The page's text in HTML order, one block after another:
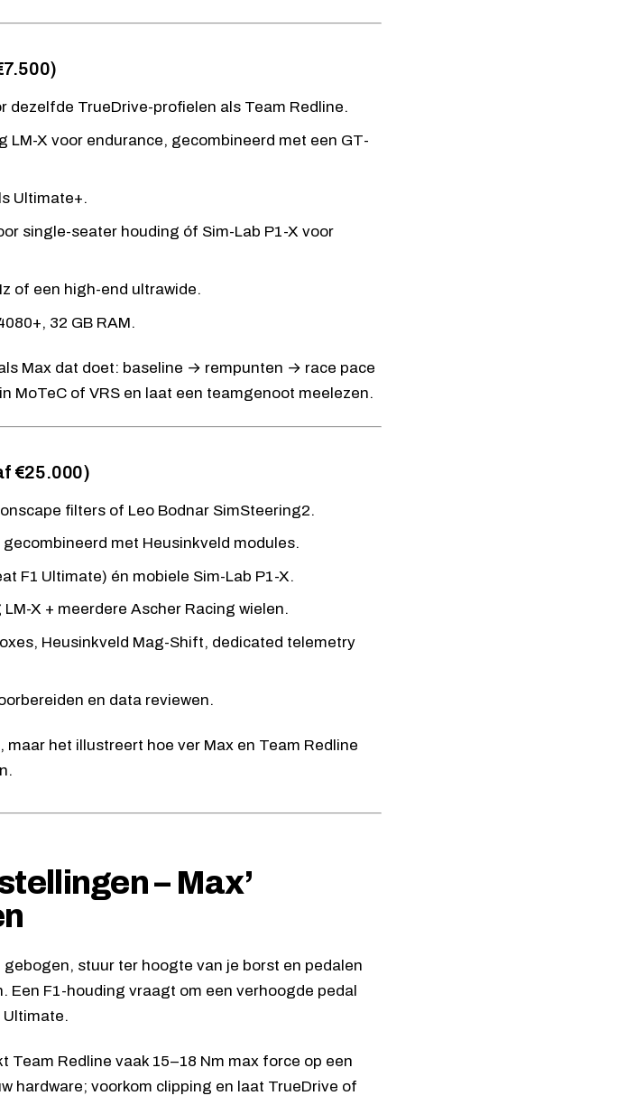
dezelfde TrueDrive-profielen als Team Redline.
LM-X voor endurance, gecombineerd met een GT-
Ultimate+.
single-seater houding óf Sim-Lab P1-X voor
of een high-end ultrawide.
32 GB RAM.
Max dat doet: baseline → rempunten → race pace
MoTeC of VRS en laat een teamgenoot meelezen.
€25.000)
filters of Leo Bodnar SimSteering2.
gecombineerd met Heusinkveld modules.
F1 Ultimate) én mobiele Sim-Lab P1-X.
X + meerdere Ascher Racing wielen.
Heusinkveld Mag-Shift, dedicated telemetry
en data reviewen.
het illustreert hoe ver Max en Team Redline
– Max’
stuur ter hoogte van je borst en pedalen
Een F1-houding vraagt om een verhoogde pedal
Ultimate.
Team Redline vaak 15–18 Nm max force op een
hardware; voorkom clipping en laat TrueDrive of